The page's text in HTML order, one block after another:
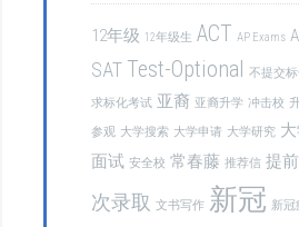
12年级 12年级生 ACT AP Exams
SAT Test-Optional 不提交
求标化考试 亚裔 亚裔升学 冲击校
参观 大学搜索 大学申请 大学研究
面试 安全校 常春藤 推荐信 提
次录取 文书写作 新冠 新冠